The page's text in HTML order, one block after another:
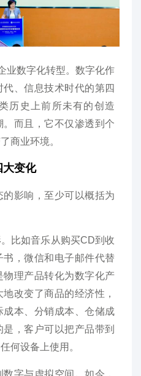
业数字化转型。数字化作
、信息技术时代的第四
历史上前所未有的创造
而且，它不仅渗透到个
商业环境。
大变化
影响，至少可以概括为
比如音乐从购买CD到收
，微信和电子邮件代替
理产品转化为数字化产
改变了商品的经济性，
成本、分销成本、仓储成
，客户可以把产品带到
何设备上使用。
字与虚拟空间。如今，